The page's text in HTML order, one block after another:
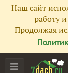
Наш сайт
работу
Продолжая